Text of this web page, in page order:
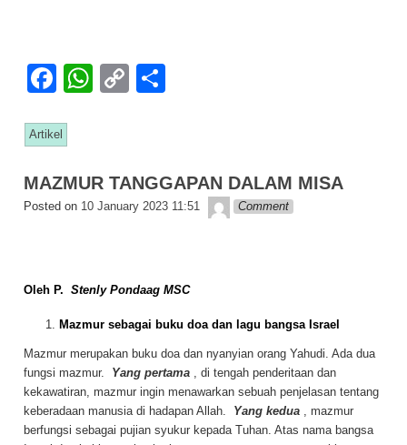
F
c
b
k
W
A
C
Li
n
Artikel
MAZMUR TANGGAPAN DALAM MISA
Posted on 10 January 2023 11:51 Lapopp music
Comment
Oleh P. Stenly Pondaag MSC
Mazmur sebagai buku doa dan lagu bangsa Israel
Mazmur merupakan buku doa dan nyanyian orang Yahudi. Ada dua
fungsi mazmur.
Yang pertama
, di tengah penderitaan dan
kekawatiran, mazmur ingin menawarkan sebuah penjelasan tentang
keberadaan manusia di hadapan Allah.
Yang kedua
, mazmur
berfungsi sebagai pujian syukur kepada Tuhan. Atas nama bangsa